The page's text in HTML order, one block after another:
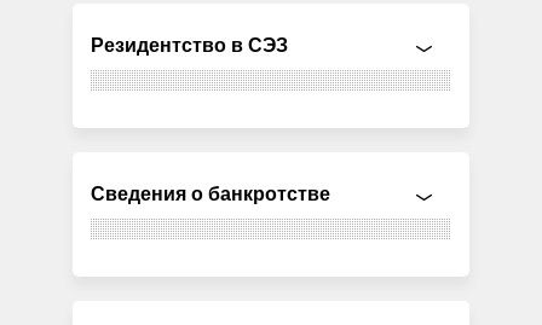
Резидентство в СЭЗ
Сведения о банкротстве